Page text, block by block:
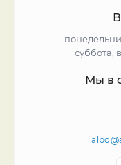
суббота,
Мы в